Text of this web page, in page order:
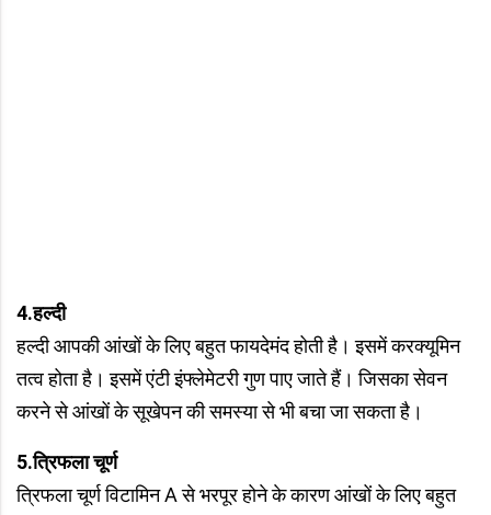
4.हल्दी
हल्दी आपकी आंखों के लिए बहुत फायदेमंद होती है। इसमें करक्यूमिन
तत्व होता है। इसमें एंटी इंफ्लेमेटरी गुण पाए जाते हैं। जिसका सेवन
करने से आंखों के सूखेपन की समस्या से भी बचा जा सकता है।
5.त्रिफला चूर्ण
त्रिफला चूर्ण विटामिन A से भरपूर होने के कारण आंखों के लिए बहुत